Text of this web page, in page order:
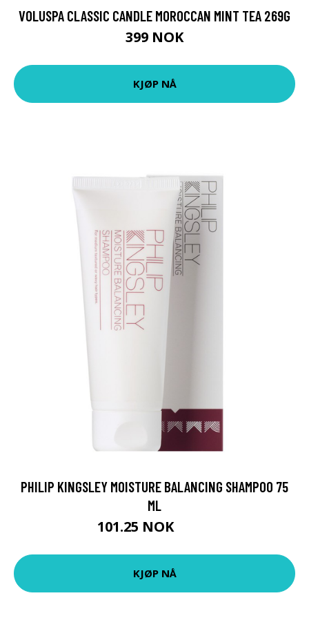
VOLUSPA CLASSIC CANDLE MOROCCAN MINT TEA 269G
399 NOK
KJØP NÅ
PHILIP KINGSLEY MOISTURE BALANCING SHAMPOO 75
ML
101.25 NOK
KJØP NÅ